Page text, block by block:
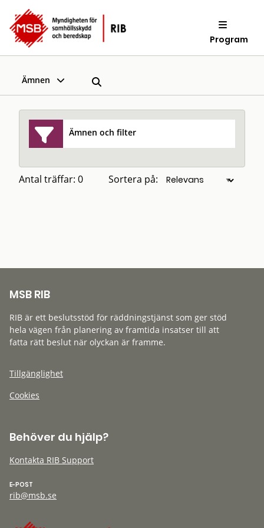
Program
Ämnen
Ämnen och filter
Antal träffar: 0 Sortera på:
MSB RIB
RIB är ett beslutsstöd för räddningstjänst som ger stöd
hela vägen från planering av framtida insatser till att
fatta rätt beslut när olyckan är framme.
Tillgänglighet
Cookies
Behöver du hjälp?
Kontakta RIB Support
E-POST
rib@msb.se